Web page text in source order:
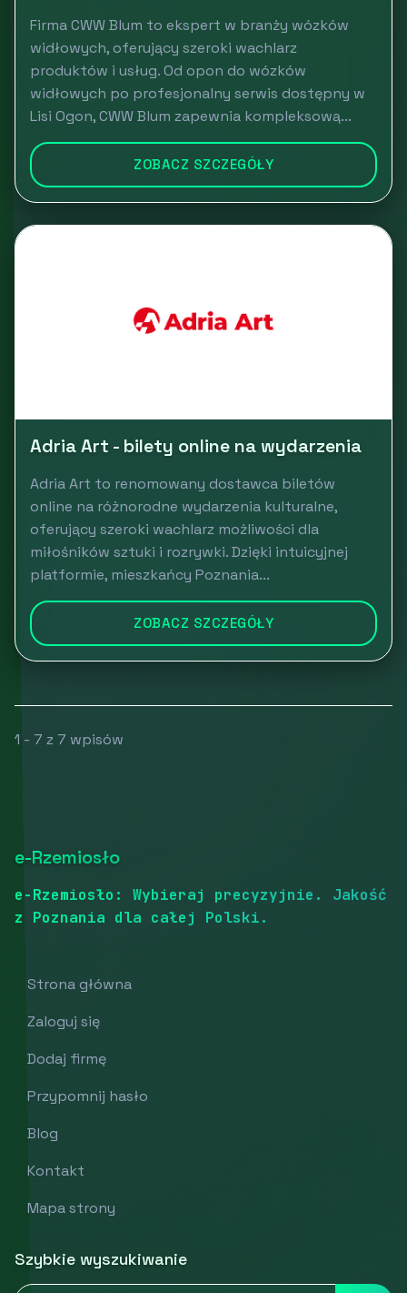
Firma CWW Blum to ekspert w branży wózków
widłowych, oferujący szeroki wachlarz
produktów i usług. Od opon do wózków
widłowych po profesjonalny serwis dostępny w
Lisi Ogon, CWW Blum zapewnia kompleksową...
ZOBACZ SZCZEGÓŁY
Adria Art - bilety online na wydarzenia
Adria Art to renomowany dostawca biletów
online na różnorodne wydarzenia kulturalne,
oferujący szeroki wachlarz możliwości dla
miłośników sztuki i rozrywki. Dzięki intuicyjnej
platformie, mieszkańcy Poznania...
ZOBACZ SZCZEGÓŁY
1 - 7 z 7 wpisów
e-Rzemiosło
e-Rzemiosło: Wybieraj precyzyjnie. Jakość
z Poznania dla całej Polski.
Strona główna
Zaloguj się
Dodaj firmę
Przypomnij hasło
Blog
Kontakt
Mapa strony
Szybkie wyszukiwanie